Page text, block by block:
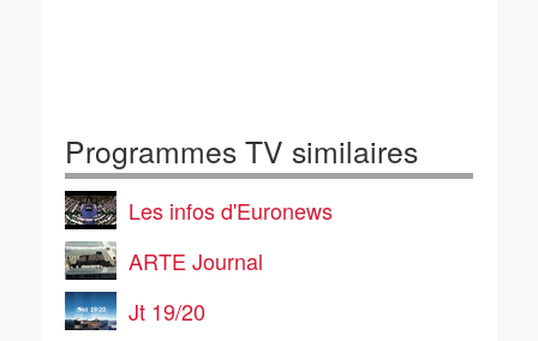
Programmes TV similaires
Les infos d'Euronews
ARTE Journal
Jt 19/20